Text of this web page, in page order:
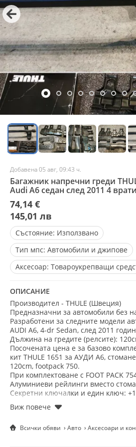
Добавена 05 авг, 09:43 ч.
Багажник напречни греди
Audi A6 седан след 2011 4 врати
74,14 €
145,01 лв
Състояние: Използвано
Тип мпс: Автомобили и джипове
Aксесоар: Товароукрепващи
ОПИСАНИЕ
Производител - THULE (Швеция)
Предназначни за автомобили без
Разработени за следните модели
AUDI A6, 4-dr Sedan, след 2011
Дължина на гредите (релсите):
Посочената цена е за базово
кит THULE 1651 за АУДИ А6,
120cm, footpack 750.
При комплектоване с FOOT PACK
Алуминиеви рейлинги вместо
Секретни ключалки и един ключ:
0887-55-83-43
20лв.Всички обяви Авто Аксесоари и